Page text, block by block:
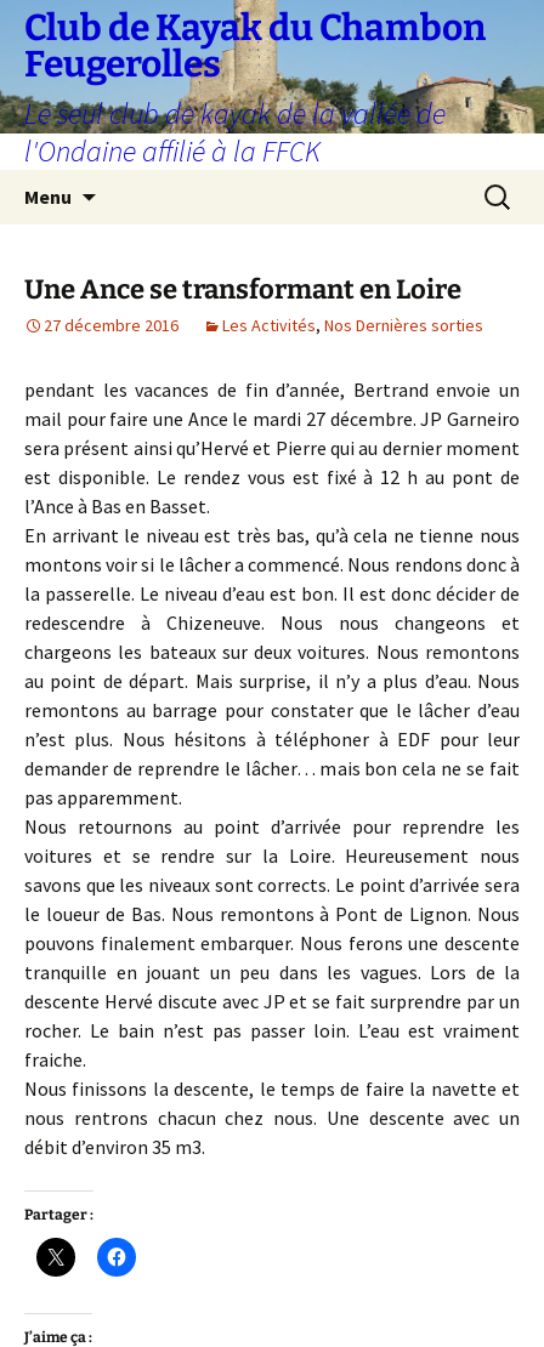
Aller
contenu
Club de Kayak du Chambon
Feugerolles
Le seul club de kayak de la vallée de
l'Ondaine affilié à la FFCK
Menu
Une Ance se transformant en Loire
27 décembre 2016 Les Activités, Nos Dernières sorties
pendant les vacances de fin d’année, Bertrand envoie un
mail pour faire une Ance le mardi 27 décembre. JP Garneiro
sera présent ainsi qu’Hervé et Pierre qui au dernier moment
est disponible. Le rendez vous est fixé à 12 h au pont de
l’Ance à Bas en Basset.
En arrivant le niveau est très bas, qu’à cela ne tienne nous
montons voir si le lâcher a commencé. Nous rendons donc à
la passerelle. Le niveau d’eau est bon. Il est donc décider de
redescendre à Chizeneuve. Nous nous changeons et
chargeons les bateaux sur deux voitures. Nous remontons
au point de départ. Mais surprise, il n’y a plus d’eau. Nous
remontons au barrage pour constater que le lâcher d’eau
n’est plus. Nous hésitons à téléphoner à EDF pour leur
demander de reprendre le lâcher… mais bon cela ne se fait
pas apparemment.
Nous retournons au point d’arrivée pour reprendre les
voitures et se rendre sur la Loire. Heureusement nous
savons que les niveaux sont corrects. Le point d’arrivée sera
le loueur de Bas. Nous remontons à Pont de Lignon. Nous
pouvons finalement embarquer. Nous ferons une descente
tranquille en jouant un peu dans les vagues. Lors de la
descente Hervé discute avec JP et se fait surprendre par un
rocher. Le bain n’est pas passer loin. L’eau est vraiment
fraiche.
Nous finissons la descente, le temps de faire la navette et
nous rentrons chacun chez nous. Une descente avec un
débit d’environ 35 m3.
Partager :
J’aime ça :